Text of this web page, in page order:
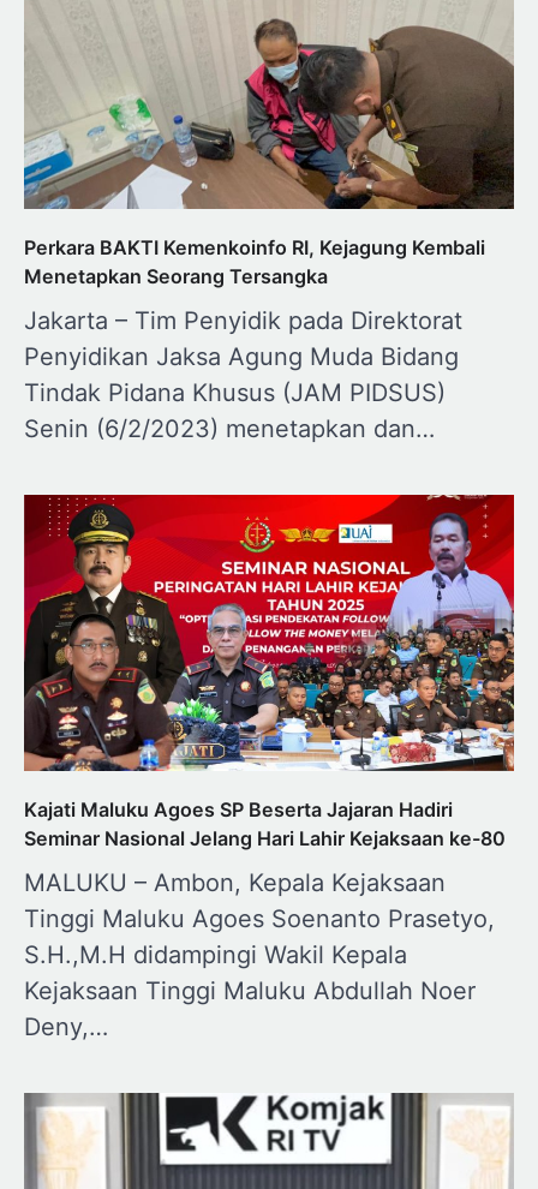
Perkara BAKTI Kemenkoinfo RI, Kejagung Kembali
Menetapkan Seorang Tersangka
Jakarta – Tim Penyidik pada Direktorat
Penyidikan Jaksa Agung Muda Bidang
Tindak Pidana Khusus (JAM PIDSUS)
Senin (6/2/2023) menetapkan dan…
Kajati Maluku Agoes SP Beserta Jajaran Hadiri
Seminar Nasional Jelang Hari Lahir Kejaksaan ke-80
MALUKU – Ambon, Kepala Kejaksaan
Tinggi Maluku Agoes Soenanto Prasetyo,
S.H.,M.H didampingi Wakil Kepala
Kejaksaan Tinggi Maluku Abdullah Noer
Deny,…